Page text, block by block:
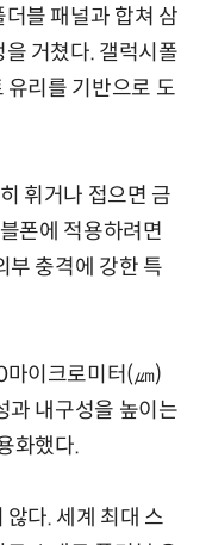
블 패널과 합쳐 삼
거쳤다. 갤럭시폴
유리를 기반으로 도
휘거나 접으면 금
폰에 적용하려면
부 충격에 강한 특
마이크로미터(㎛)
과 내구성을 높이는
화했다.
다. 세계 최대 스